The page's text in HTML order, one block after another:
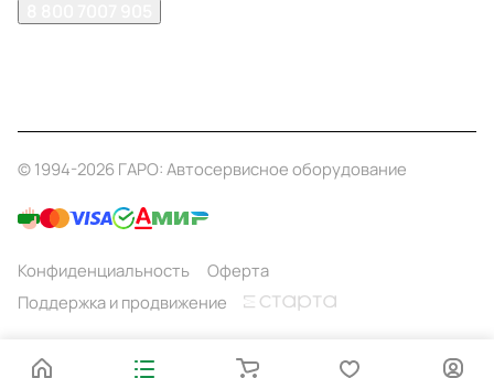
© 1994-2026 ГАРО: Автосервисное оборудование
Конфиденциальность
Оферта
Поддержка и продвижение